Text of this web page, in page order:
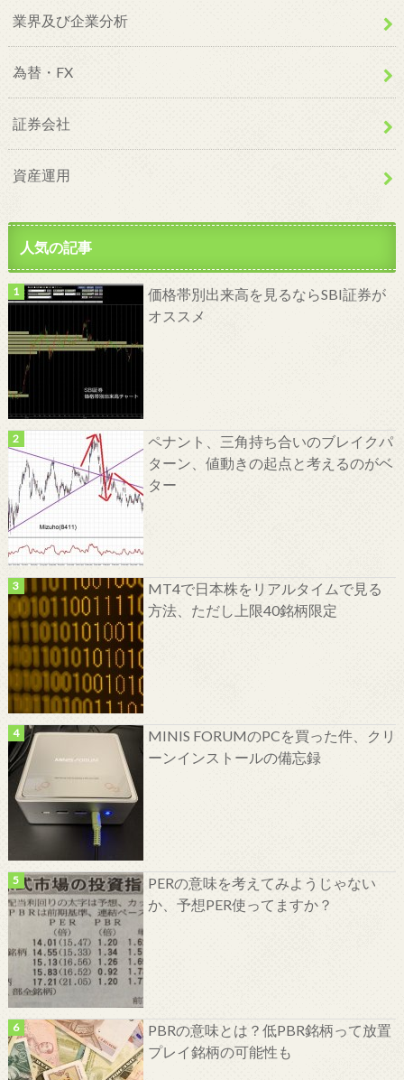
業界及び企業分析
為替・FX
証券会社
資産運用
人気の記事
価格帯別出来高を見るならSBI証券が
オススメ
ペナント、三角持ち合いのブレイクパ
ターン、値動きの起点と考えるのがベ
ター
MT4で日本株をリアルタイムで見る
方法、ただし上限40銘柄限定
MINIS FORUMのPCを買った件、クリ
ーンインストールの備忘録
PERの意味を考えてみようじゃない
か、予想PER使ってますか？
PBRの意味とは？低PBR銘柄って放置
プレイ銘柄の可能性も